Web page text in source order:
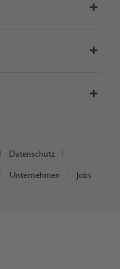
Datenschutz
Unternehmen Jobs